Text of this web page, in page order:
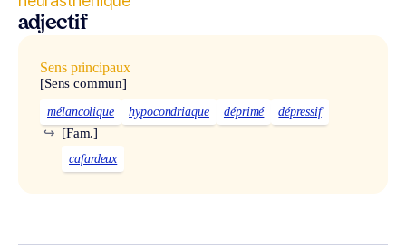
adjectif
Sens principaux
[Sens commun]
mélancolique hypocondriaque déprimé dépressif
[Fam.]
↪
cafardeux